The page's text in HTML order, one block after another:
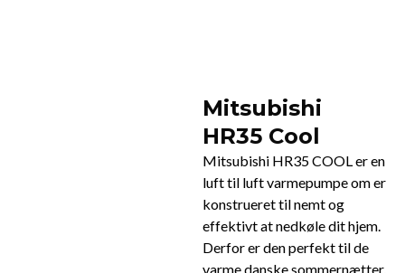
Mitsubishi
HR35 Cool
Mitsubishi HR35 COOL er en
luft til luft varmepumpe om er
konstrueret til nemt og
effektivt at nedkøle dit hjem.
Derfor er den perfekt til de
varme danske sommernætter.